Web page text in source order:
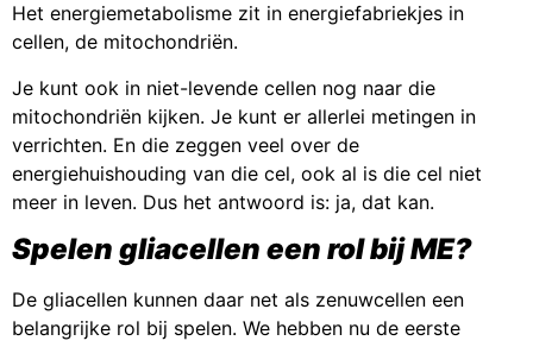
Het energiemetabolisme zit in energiefabriekjes in
cellen, de mitochondriën.
Je kunt ook in niet-levende cellen nog naar die
mitochondriën kijken. Je kunt er allerlei metingen in
verrichten. En die zeggen veel over de
energiehuishouding van die cel, ook al is die cel niet
meer in leven. Dus het antwoord is: ja, dat kan.
Spelen gliacellen een rol bij ME?
De gliacellen kunnen daar net als zenuwcellen een
belangrijke rol bij spelen. We hebben nu de eerste